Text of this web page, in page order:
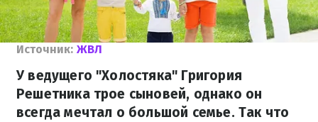
Источник: ЖВЛ
У ведущего "Холостяка" Григория
Решетника трое сыновей, однако он
всегда мечтал о большой семье. Так что